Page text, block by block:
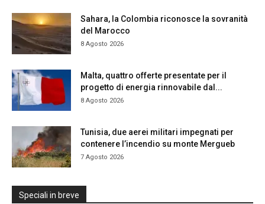
Sahara, la Colombia riconosce la sovranità
del Marocco
8 Agosto 2026
Malta, quattro offerte presentate per il
progetto di energia rinnovabile dal...
8 Agosto 2026
Tunisia, due aerei militari impegnati per
contenere l’incendio su monte Mergueb
7 Agosto 2026
Speciali in breve